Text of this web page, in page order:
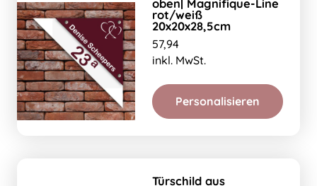
rot/weiß
20x20x28,5cm
57,94
inkl. MwSt.
Personalisieren
Türschild aus